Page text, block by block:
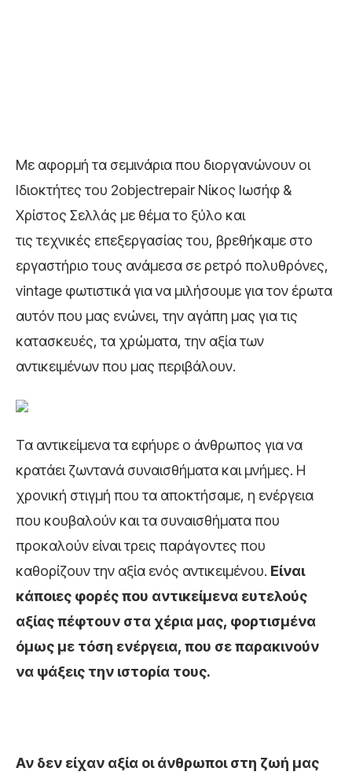
Με αφορμή τα σεμινάρια που διοργανώνουν οι
Ιδιοκτήτες του 2objectrepair Νίκος Ιωσήφ &
Χρίστος Σελλάς με θέμα το ξύλο και
τις τεχνικές επεξεργασίας του, βρεθήκαμε στο
εργαστήριο τους ανάμεσα σε ρετρό πολυθρόνες,
vintage φωτιστικά για να μιλήσουμε για τον έρωτα
αυτόν που μας ενώνει, την αγάπη μας για τις
κατασκευές, τα χρώματα, την αξία των
αντικειμένων που μας περιβάλουν.
Τα αντικείμενα τα εφήυρε ο άνθρωπος για να
κρατάει ζωντανά συναισθήματα και μνήμες. Η
χρονική στιγμή που τα αποκτήσαμε, η ενέργεια
που κουβαλούν και τα συναισθήματα που
προκαλούν είναι τρεις παράγοντες που
καθορίζουν την αξία ενός αντικειμένου. Είναι
κάποιες φορές που αντικείμενα ευτελούς
αξίας πέφτουν στα χέρια μας, φορτισμένα
όμως με τόση ενέργεια, που σε παρακινούν
να ψάξεις την ιστορία τους.
Αν δεν είχαν αξία οι άνθρωποι στη ζωή μας